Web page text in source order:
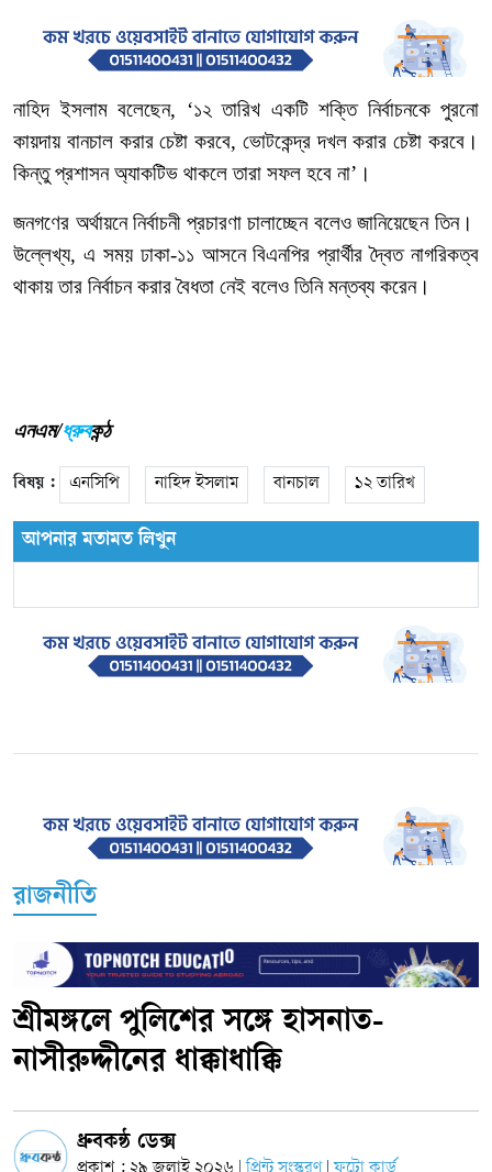
নাহিদ ইসলাম বলেছেন, ‘১২ তারিখ একটি শক্তি নির্বাচনকে পুরনো
কায়দায় বানচাল করার চেষ্টা করবে, ভোটকেন্দ্র দখল করার চেষ্টা করবে।
কিন্তু প্রশাসন অ্যাকটিভ থাকলে তারা সফল হবে না’।
জনগণের অর্থায়নে নির্বাচনী প্রচারণা চালাচ্ছেন বলেও জানিয়েছেন তিন।
উল্লেখ্য, এ সময় ঢাকা-১১ আসনে বিএনপির প্রার্থীর দ্বৈত নাগরিকত্ব
থাকায় তার নির্বাচন করার বৈধতা নেই বলেও তিনি মন্তব্য করেন।
এনএম/ধ্রুবকন্ঠ
বিষয় : এনসিপি নাহিদ ইসলাম বানচাল ১২ তারিখ
আপনার মতামত লিখুন
রাজনীতি
শ্রীমঙ্গলে পুলিশের সঙ্গে হাসনাত-
নাসীরুদ্দীনের ধাক্কাধাক্কি
ধ্রুবকন্ঠ ডেক্স